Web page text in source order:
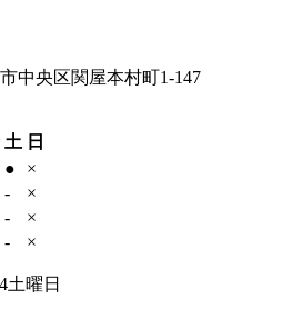
中央区関屋本村町1-147
土 日
●
×
-
×
-
×
- ×
土曜日